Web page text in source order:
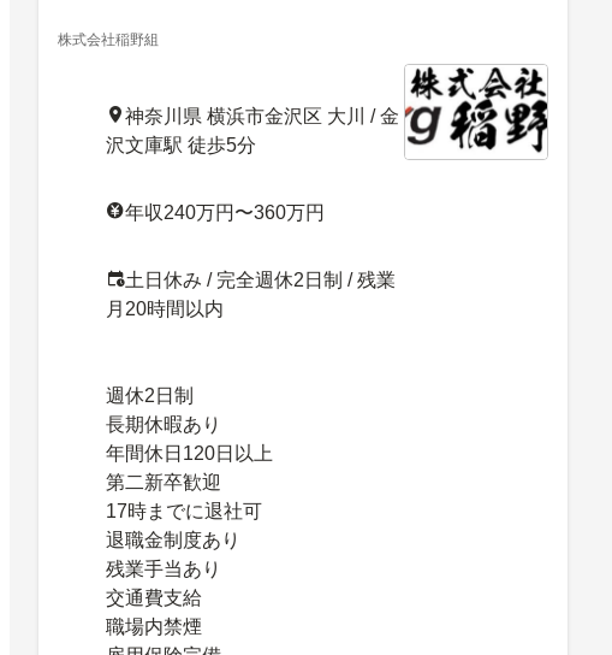
株式会社稲野組
神奈川県 横浜市金沢区 大川 / 金
沢文庫駅 徒歩5分
年収240万円〜360万円
土日休み / 完全週休2日制 / 残業
月20時間以内
週休2日制
長期休暇あり
年間休日120日以上
第二新卒歓迎
17時までに退社可
退職金制度あり
残業手当あり
交通費支給
職場内禁煙